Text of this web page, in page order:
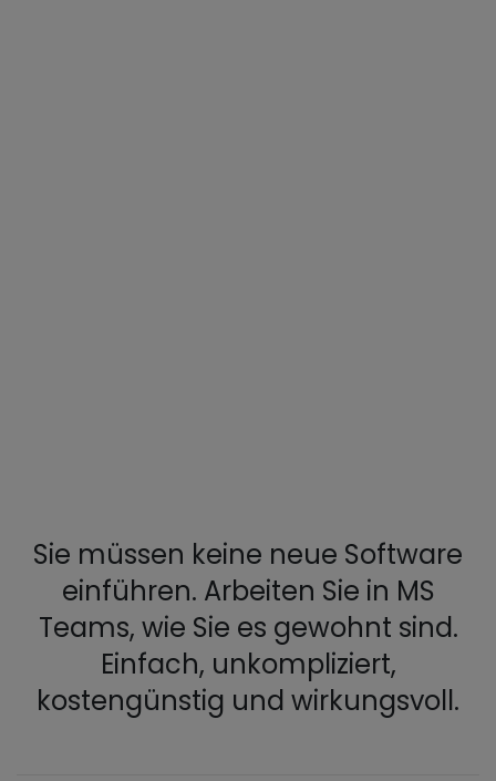
Sie müssen keine neue Software
einführen. Arbeiten Sie in MS
Teams, wie Sie es gewohnt sind.
Einfach, unkompliziert,
kostengünstig und wirkungsvoll.